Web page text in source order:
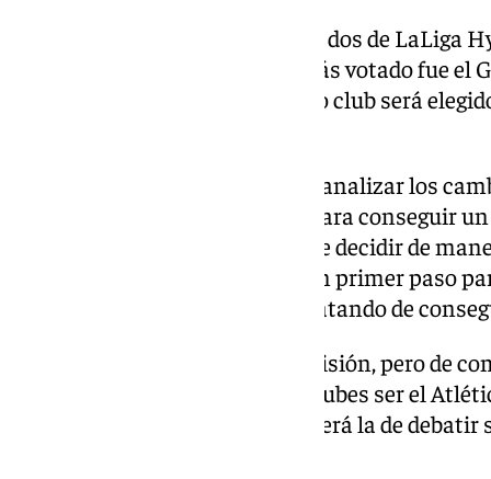
A los clubes de Sevilla se unirán dos de
andaluza continúa, ya que el más votado fue el
por los 14 del Albacete. El quinto club será
El objetivo de esta Comisión es analizar los
llevarse a cabo e ir de la mano para conseguir
como tal. No va tener el poder de decidir de
creación de esta comisión, es un primer paso
arbitral, que los clubes están tratando de
También se ha creado otra comisión, pero de
que representarán al resto de clubes ser el
de Ferrol y Málaga. Su función será la de